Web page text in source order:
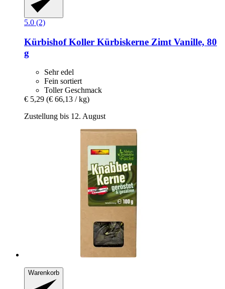
5.0 (2)
Kürbishof Koller Kürbiskerne Zimt Vanille, 80
g
Sehr edel
Fein sortiert
Toller Geschmack
€ 5,29 (€ 66,13 / kg)
Zustellung bis 12. August
Warenkorb